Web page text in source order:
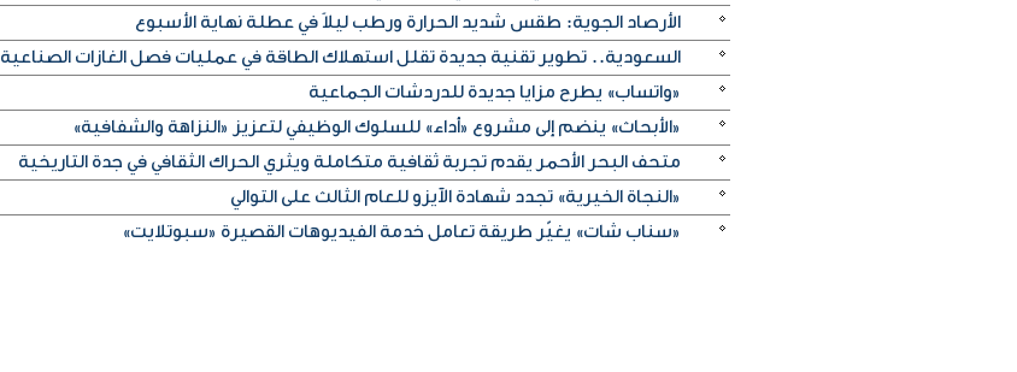
الأرصاد الجوية: طقس شديد الحرارة ورطب ليلاً في عطلة نهاية الأسبوع
السعودية.. تطوير تقنية جديدة تقلل استهلاك الطاقة في عمليات فصل الغازات الصناعية
«واتساب» يطرح مزايا جديدة للدردشات الجماعية
«الأبحاث» ينضم إلى مشروع «أداء» للسلوك الوظيفي لتعزيز «النزاهة والشفافية»
متحف البحر الأحمر يقدم تجربة ثقافية متكاملة ويثري الحراك الثقافي في جدة التاريخية
«النجاة الخيرية» تجدد شهادة الآيزو للعام الثالث على التوالي
«سناب شات» يغيّر طريقة تعامل خدمة الفيديوهات القصيرة «سبوتلايت»